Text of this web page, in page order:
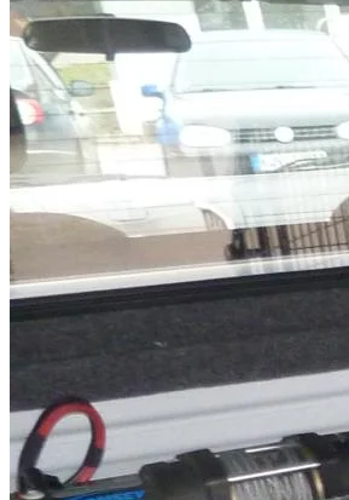
Poids net:
kg
:
kg
Temps d'installation
Variantes de configuration:1
Prix à partir de
Compatibilité véhicule
Compatible avec
Isuzu D-MAX Baujahr ab 2017+
Isuzu D-MAX Baujahr ab 2012+
Kategorien
Accessoires de Pick-up
Systèmes de rangement et